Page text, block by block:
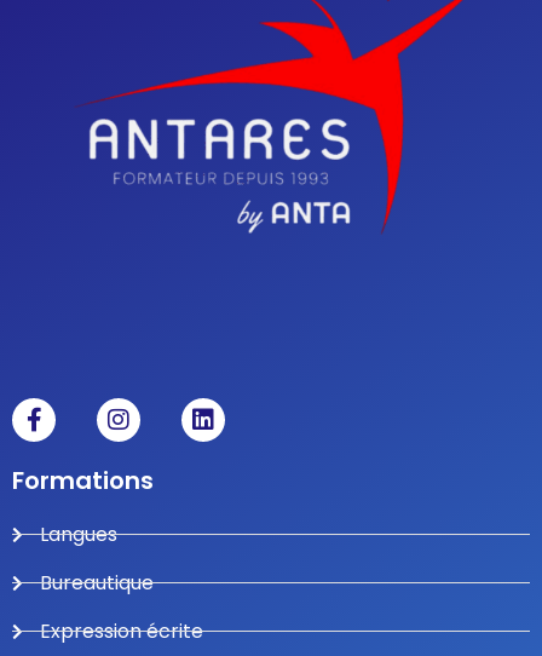
Formations
Langues
Bureautique
Expression écrite